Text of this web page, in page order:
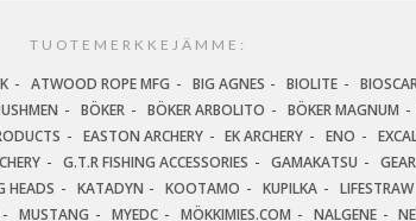
TUOTEMERKKEJÄMME:
ATWOOD ROPE MFG BIG AGNES BIOLITE
BÖKER BÖKER ARBOLITO BÖKER MAGNUM
EASTON ARCHERY EK ARCHERY ENO
G.T.R FISHING ACCESSORIES GAMAKATSU
HEADS KATADYN KOOTAMO KUPILKA LIFESTRAW
MUSTANG MYEDC MÖKKIMIES.COM NALGENE